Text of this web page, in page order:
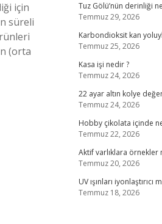
için
süreli
(orta
Tuz Gölü’nün derinliği
Temmuz 29, 2026
Karbondioksit kan
Temmuz 25, 2026
Kasa işi nedir ?
Temmuz 24, 2026
22 ayar altın kolye
Temmuz 24, 2026
Hobby çikolata içinde
Temmuz 22, 2026
Aktif varlıklara örnekler
Temmuz 20, 2026
UV ışınları iyonlaştırıcı
Temmuz 18, 2026